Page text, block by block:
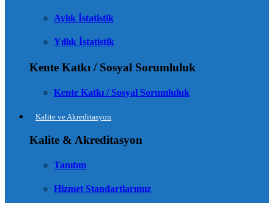
Aylık İstatistik
Yıllık İstatistik
Kente Katkı / Sosyal Sorumluluk
Kente Katkı / Sosyal Sorumluluk
Kalite ve Akreditasyon
Kalite & Akreditasyon
Tanıtım
Hizmet Standartlarımız